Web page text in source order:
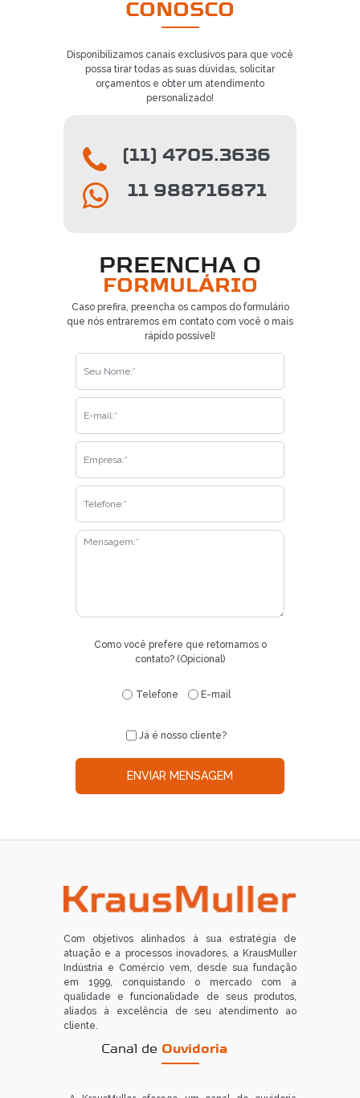
CONOSCO
Disponibilizamos canais exclusivos para que você
possa tirar todas as suas dúvidas, solicitar
orçamentos e obter um atendimento
personalizado!
(11) 4705.3636
11 988716871
PREENCHA O
FORMULÁRIO
Caso prefira, preencha os campos do formulário
que nós entraremos em contato com você o mais
rápido possível!
Como você prefere que retornamos o
contato? (Opicional)
Telefone E-mail
Já é nosso cliente?
ENVIAR MENSAGEM
Com objetivos alinhados à sua estratégia de
atuação e a processos inovadores, a KrausMuller
Indústria e Comércio vem, desde sua fundação
em 1999, conquistando o mercado com a
qualidade e funcionalidade de seus produtos,
aliados à excelência de seu atendimento ao
cliente.
Canal de Ouvidoria